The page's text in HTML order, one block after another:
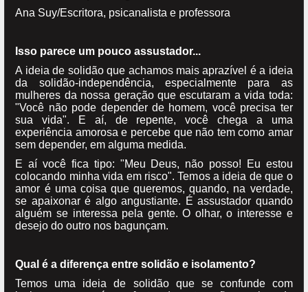
Ana Suy/Escritora, psicanalista e professora
Isso parece um pouco assustador...
A ideia de solidão que achamos mais aprazível é a ideia
da solidão-independência, especialmente para as
mulheres da nossa geração que escutaram a vida toda:
"Você não pode depender de homem, você precisa ter
sua vida". E aí, de repente, você chega a uma
experiência amorosa e percebe que não tem como amar
sem depender, em alguma medida.
E aí você fica tipo: "Meu Deus, não posso! Eu estou
colocando minha vida em risco". Temos a ideia de que o
amor é uma coisa que queremos, quando, na verdade,
se apaixonar é algo angustiante. É assustador quando
alguém se interessa pela gente. O olhar, o interesse e
desejo do outro nos bagunçam.
Qual é a diferença entre solidão e isolamento?
Temos uma ideia de solidão que se confunde com